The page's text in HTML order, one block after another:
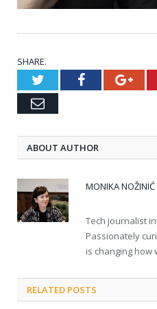
SHARE.
TwitterFacebook
Email
ABOUT AUTHOR
MONIKA NOŽINIĆ
Tech journalist
Passionately
is changing how
RELATED POSTS